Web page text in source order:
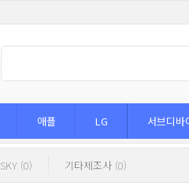
애플 LG 서브디바
SKY (0) 기타제조사 (0)